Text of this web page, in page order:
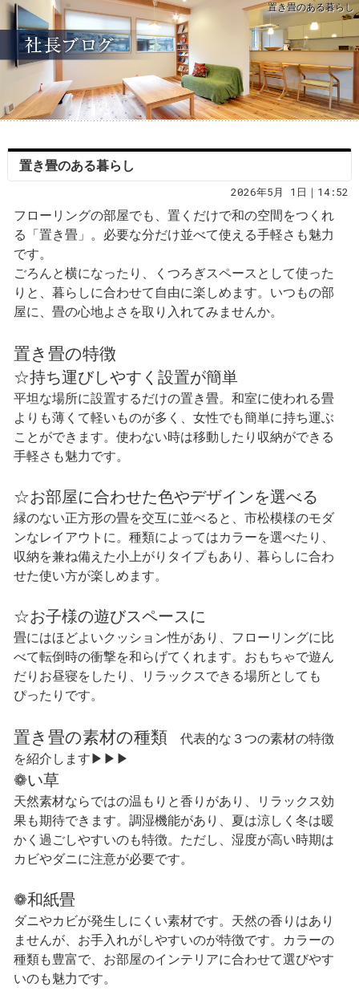
置き畳のある暮らし
置き畳のある暮らし
2026年5月 1日｜14:52
フローリングの部屋でも、置くだけで和の空間をつくれ
る「置き畳」。必要な分だけ並べて使える手軽さも魅力
です。
ごろんと横になったり、くつろぎスペースとして使った
りと、暮らしに合わせて自由に楽しめます。いつもの部
屋に、畳の心地よさを取り入れてみませんか。
置き畳の特徴
☆持ち運びしやすく設置が簡単
平坦な場所に設置するだけの置き畳。和室に使われる畳
よりも薄くて軽いものが多く、女性でも簡単に持ち運ぶ
ことができます。使わない時は移動したり収納ができる
手軽さも魅力です。
☆お部屋に合わせた色やデザインを選べる
縁のない正方形の畳を交互に並べると、市松模様のモダ
ンなレイアウトに。種類によってはカラーを選べたり、
収納を兼ね備えた小上がりタイプもあり、暮らしに合わ
せた使い方が楽しめます。
☆お子様の遊びスペースに
畳にはほどよいクッション性があり、フローリングに比
べて転倒時の衝撃を和らげてくれます。おもちゃで遊ん
だりお昼寝をしたり、リラックスできる場所としても
ぴったりです。
置き畳の素材の種類 代表的な３つの素材の特徴
を紹介します▶▶▶
❁い草
天然素材ならではの温もりと香りがあり、リラックス効
果も期待できます。調湿機能があり、夏は涼しく冬は暖
かく過ごしやすいのも特徴。ただし、湿度が高い時期は
カビやダニに注意が必要です。
❁和紙畳
ダニやカビが発生しにくい素材です。天然の香りはあり
ませんが、お手入れがしやすいのが特徴です。カラーの
種類も豊富で、お部屋のインテリアに合わせて選びやす
いのも魅力です。